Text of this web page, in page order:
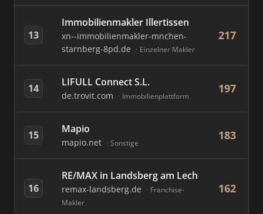
13
Immobilienmakler Illertissen
xn--immobilienmakler-mnchen-
starnberg-8pd.de
Einzelner Makler
217
14 LIFULL Connect S.L.
de.trovit.com Immobilienplattform
197
15 Mapio
mapio.net Sonstige
183
16
RE/MAX in Landsberg am Lech
remax-landsberg.de
Franchise-
Makler
162